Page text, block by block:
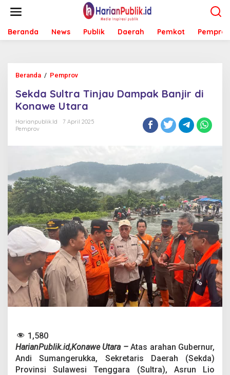
t
Beranda News Publik Daerah Pemkot Pemprov
Beranda / Pemprov
k
d
a
S
T
i
n
j
a
u
D
a
m
p
a
k
n
d
i
K
o
Sekda Sultra Tinjau Dampak Banjir di
Konawe Utara
Harianpublik.id
7 April 2025
Pemprov
1,580
HarianPublik.id,Konawe Utara – Atas arahan Gubernur,
Andi Sumangerukka, Sekretaris Daerah (Sekda)
Provinsi Sulawesi Tenggara (Sultra), Asrun Lio